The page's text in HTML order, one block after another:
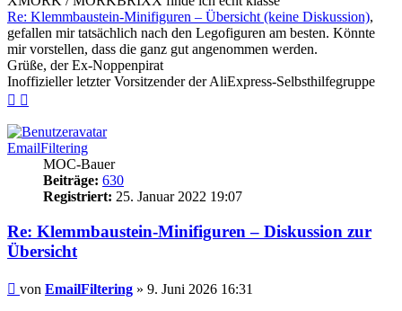
Re: Klemmbaustein-Minifiguren – Übersicht (keine Diskussion),
gefallen mir tatsächlich nach den Legofiguren am besten. Könnte
mir vorstellen, dass die ganz gut angenommen werden.
Grüße, der Ex-Noppenpirat
Inoffizieller letzter Vorsitzender der AliExpress-Selbsthilfegruppe
Nach
(Seite)
(Beitrag)
EmailFiltering
MOC-Bauer
Beiträge: 630
Registriert: 25. Januar 2022 19:07
Re: Klemmbaustein-Minifiguren – Diskussion zur
Übersicht
Beitrag
von EmailFiltering » 9. Juni 2026 16:31